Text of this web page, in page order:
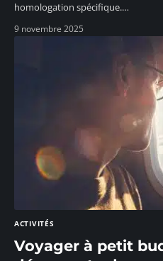
homologation spécifique.…
9 novembre 2025
ACTIVITÉS
Voyager à petit